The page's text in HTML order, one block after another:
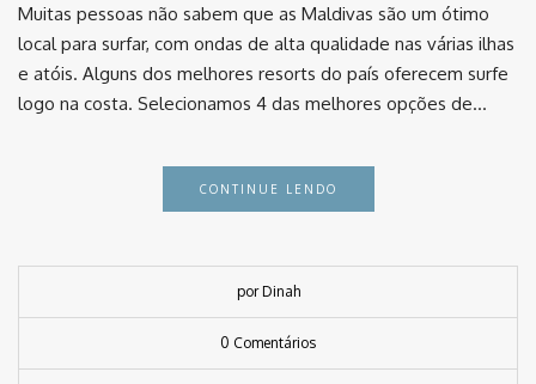
Muitas pessoas não sabem que as Maldivas são um ótimo
local para surfar, com ondas de alta qualidade nas várias ilhas
e atóis. Alguns dos melhores resorts do país oferecem surfe
logo na costa. Selecionamos 4 das melhores opções de…
CONTINUE LENDO
por Dinah
0 Comentários